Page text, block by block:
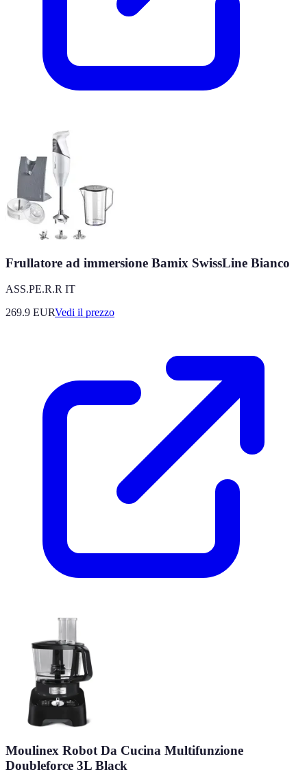
Frullatore ad immersione Bamix SwissLine Bianco
ASS.PE.R.R IT
269.9 EURVedi il prezzo
Moulinex Robot Da Cucina Multifunzione
Doubleforce 3L Black